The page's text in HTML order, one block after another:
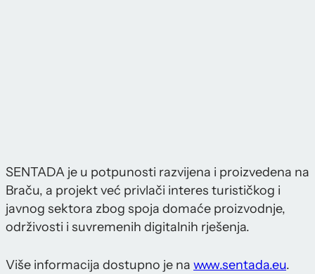
SENTADA je u potpunosti razvijena i proizvedena na
Braču, a projekt već privlači interes turističkog i
javnog sektora zbog spoja domaće proizvodnje,
održivosti i suvremenih digitalnih rješenja.
Više informacija dostupno je na www.sentada.eu.